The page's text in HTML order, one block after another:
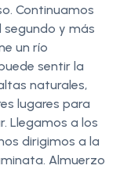
Continuamos
segundo y más
un río
sentir la
naturales,
lugares para
Llegamos a los
dirigimos a la
Almuerzo